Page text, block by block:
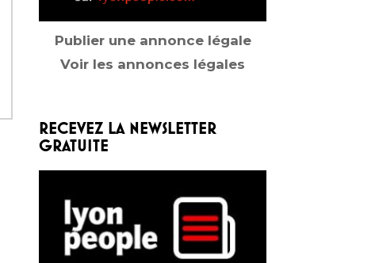
Publier une annonce légale
Voir les annonces légales
RECEVEZ LA NEWSLETTER
GRATUITE